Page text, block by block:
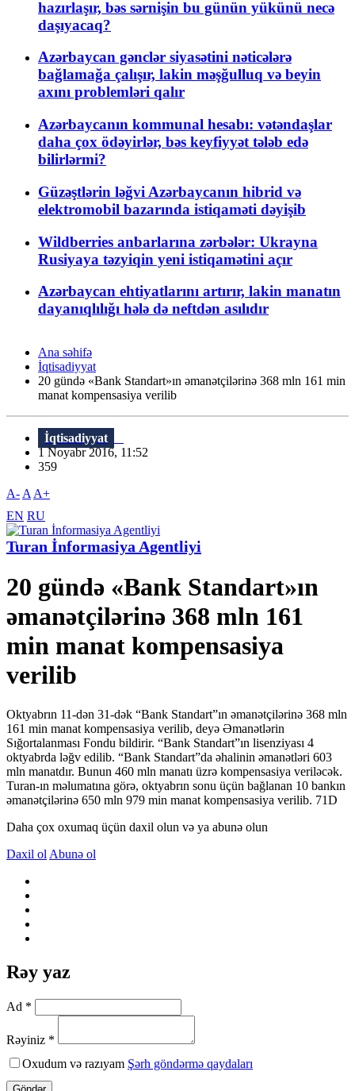
hazırlaşır, bəs sərnişin bu günün yükünü necə
daşıyacaq?
Azərbaycan gənclər siyasətini nəticələrə
bağlamağa çalışır, lakin məşğulluq və beyin
axını problemləri qalır
Azərbaycanın kommunal hesabı: vətəndaşlar
daha çox ödəyirlər, bəs keyfiyyət tələb edə
bilirlərmi?
Güzəştlərin ləğvi Azərbaycanın hibrid və
elektromobil bazarında istiqaməti dəyişib
Wildberries anbarlarına zərbələr: Ukrayna
Rusiyaya təzyiqin yeni istiqamətini açır
Azərbaycan ehtiyatlarını artırır, lakin manatın
dayanıqlılığı hələ də neftdən asılıdır
Ana səhifə
İqtisadiyyat
20 gündə «Bank Standart»ın əmanətçilərinə 368 mln 161 min
manat kompensasiya verilib
İqtisadiyyat
1 Noyabr 2016, 11:52
359
A- A A+
EN RU
Turan İnformasiya Agentliyi
20 gündə «Bank Standart»ın
əmanətçilərinə 368 mln 161
min manat kompensasiya
verilib
Oktyabrın 11-dən 31-dək “Bank Standart”ın əmanətçilərinə 368 mln
161 min manat kompensasiya verilib, deyə Əmanətlərin
Sığortalanması Fondu bildirir. “Bank Standart”ın lisenziyası 4
oktyabrda ləğv edilib. “Bank Standart”da əhalinin əmanətləri 603
mln manatdır. Bunun 460 mln manatı üzrə kompensasiya veriləcək.
Turan-ın məlumatına görə, oktyabrın sonu üçün bağlanan 10 bankın
əmanətçilərinə 650 mln 979 min manat kompensasiya verilib. 71D
Daha çox oxumaq üçün daxil olun və ya abunə olun
Daxil ol Abunə ol
Rəy yaz
Ad *
Rəyiniz *
Oxudum və razıyam Şərh göndərmə qaydaları